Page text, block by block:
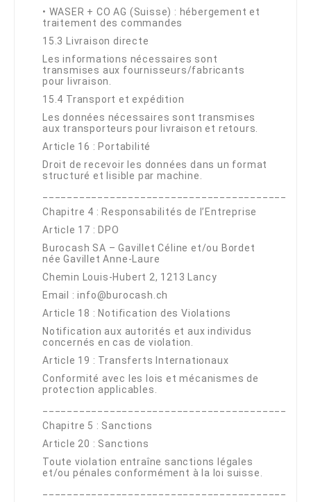
• WASER + CO AG (Suisse) : hébergement et
traitement des commandes
15.3 Livraison directe
Les informations nécessaires sont
transmises aux fournisseurs/fabricants
pour livraison.
15.4 Transport et expédition
Les données nécessaires sont transmises
aux transporteurs pour livraison et retours.
Article 16 : Portabilité
Droit de recevoir les données dans un format
structuré et lisible par machine.
Chapitre 4 : Responsabilités de l’Entreprise
Article 17 : DPO
Burocash SA – Gavillet Céline et/ou Bordet
née Gavillet Anne-Laure
Chemin Louis-Hubert 2, 1213 Lancy
Email : info@burocash.ch
Article 18 : Notification des Violations
Notification aux autorités et aux individus
concernés en cas de violation.
Article 19 : Transferts Internationaux
Conformité avec les lois et mécanismes de
protection applicables.
Chapitre 5 : Sanctions
Article 20 : Sanctions
Toute violation entraîne sanctions légales
et/ou pénales conformément à la loi suisse.